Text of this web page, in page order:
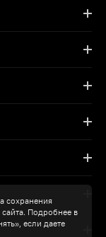
сохранения
Подробнее в
если даете